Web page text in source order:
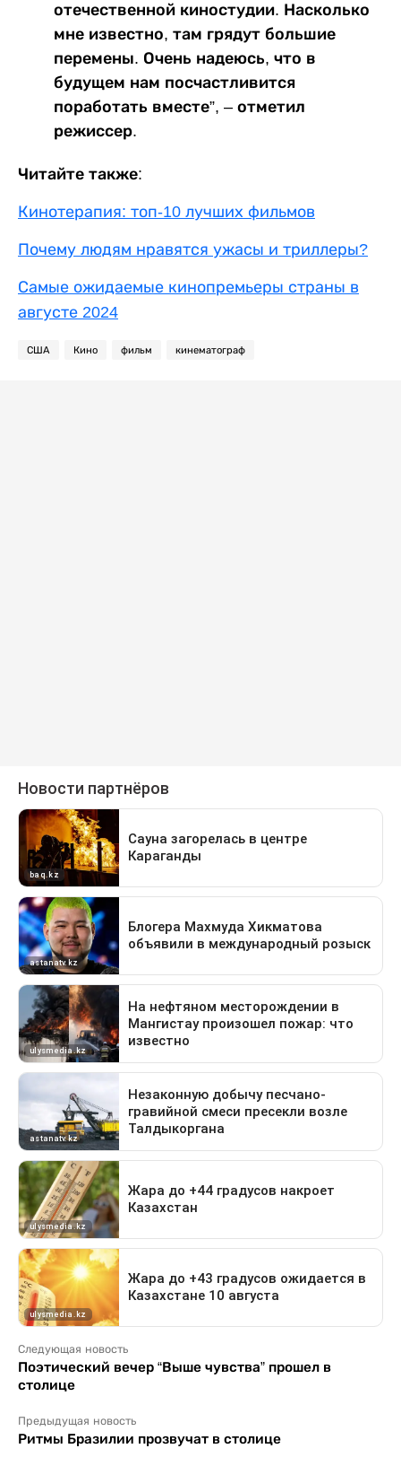
отечественной киностудии. Насколько
мне известно, там грядут большие
перемены. Очень надеюсь, что в
будущем нам посчастливится
поработать вместе”, – отметил
режиссер.
Читайте также:
Кинотерапия: топ-10 лучших фильмов
Почему людям нравятся ужасы и триллеры?
Самые ожидаемые кинопремьеры страны в
августе 2024
США Кино фильм кинематограф
Следующая новость
Поэтический вечер “Выше чувства” прошел в
столице
Предыдущая новость
Ритмы Бразилии прозвучат в столице